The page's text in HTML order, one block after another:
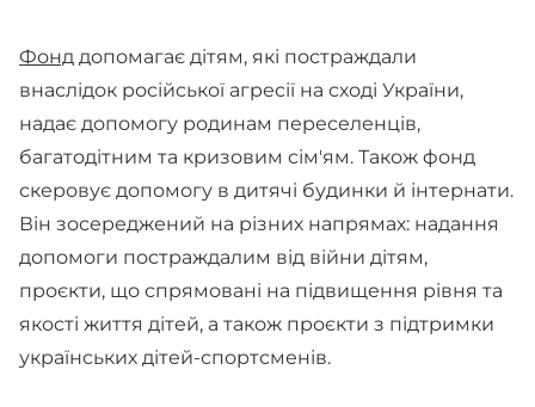
Фонд допомагає дітям, які постраждали
внаслідок російської агресії на сході України,
надає допомогу родинам переселенців,
багатодітним та кризовим сім'ям. Також фонд
скеровує допомогу в дитячі будинки й інтернати.
Він зосереджений на різних напрямах: надання
допомоги постраждалим від війни дітям,
проєкти, що спрямовані на підвищення рівня та
якості життя дітей, а також проєкти з підтримки
українських дітей-спортсменів.